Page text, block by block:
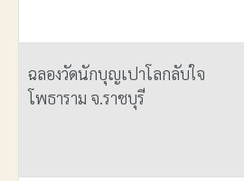
ฉลองวัดนักบุญเปาโลกลับใจ
โพธาราม จ.ราชบุรี